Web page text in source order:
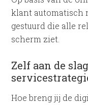
klant automatisch
gestuurd die alle
scherm ziet.
Zelf aan de
Hoe breng jij de